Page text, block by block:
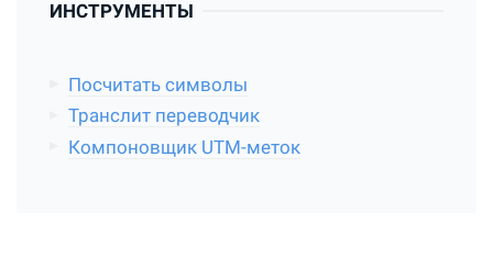
ИНСТРУМЕНТЫ
Посчитать символы
Транслит переводчик
Компоновщик UTM-меток